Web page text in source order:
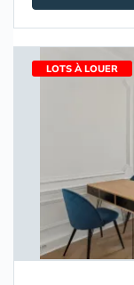
LOTS À LOUER